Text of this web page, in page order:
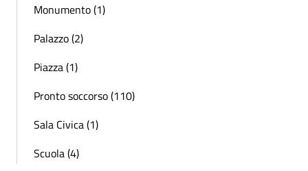
Monumento (1)
Palazzo (2)
Piazza (1)
Pronto soccorso (110)
Sala Civica (1)
Scuola (4)